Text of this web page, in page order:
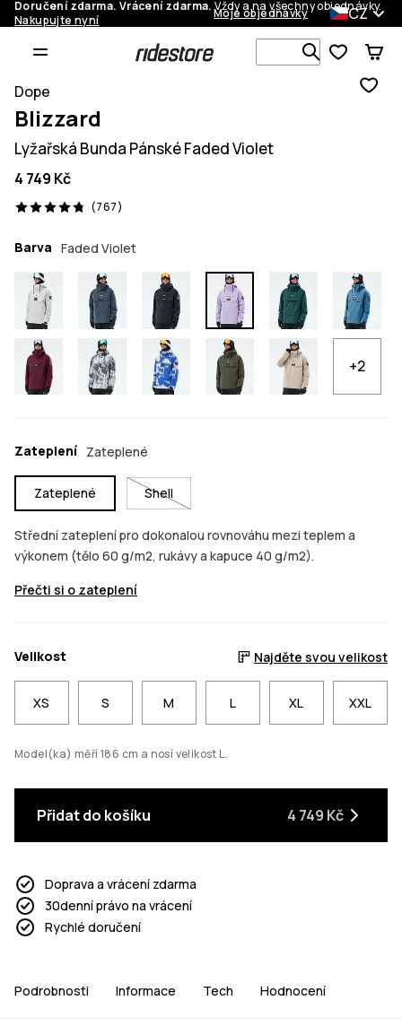
Doručení zdarma. Vrácení zdarma.Vždy a na všechny objednávky.
Nakupujte nyní
Moje objednávky CZ
Vyhledávej
Dope
Blizzard
Lyžařská Bunda Pánské Faded Violet
4 749 Kč
(767)
767 recenze, 4.8/5
Barva Faded Violet
+2
Zateplení Zateplené
Zateplené Shell
Střední zateplení pro dokonalou rovnováhu mezi teplem a
výkonem (tělo 60 g/m2, rukávy a kapuce 40 g/m2).
Přečti si o zateplení
Velikost Najděte svou velikost
XS S M L XL XXL
Model(ka) měří 186 cm a nosí velikost L.
Přidat do košíku 4 749 Kč
Doprava a vrácení zdarma
30denní právo na vrácení
Rychlé doručení
Podrobnosti Informace Tech Hodnocení